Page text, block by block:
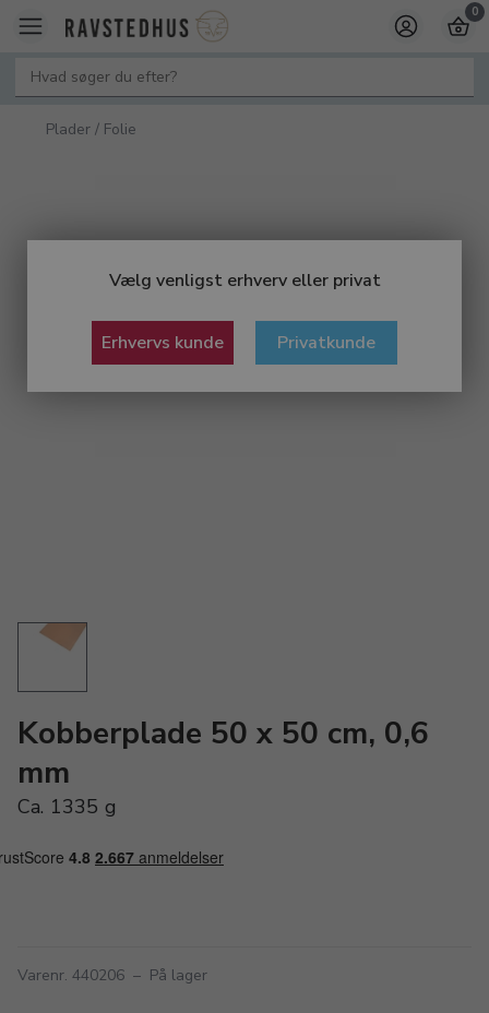
Vælg venligst erhverv eller privat
Erhvervs kunde Privatkunde
0
Plader / Folie
Kobberplade 50 x 50 cm, 0,6
mm
Ca. 1335 g
Varenr. 440206 – På lager